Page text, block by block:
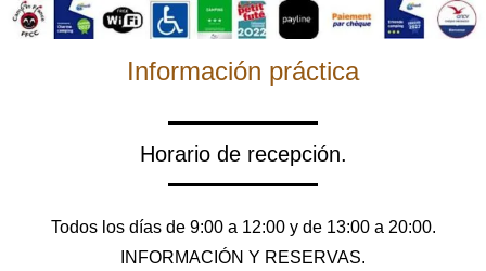
Información práctica
Horario de recepción.
Todos los días de 9:00 a 12:00 y de 13:00 a 20:00.
INFORMACIÓN Y RESERVAS.